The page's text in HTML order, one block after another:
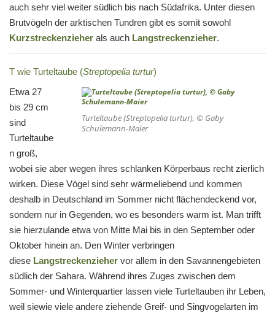
auch sehr viel weiter südlich bis nach Südafrika. Unter diesen
Brutvögeln der arktischen Tundren gibt es somit sowohl
Kurzstreckenzieher als auch Langstreckenzieher.
T wie Turteltaube (Streptopelia turtur)
Turteltaube (Streptopelia turtur), © Gaby
Schulemann-Maier
Etwa 27
bis 29 cm
sind
Turteltaube
n groß,
wobei sie aber wegen ihres schlanken Körperbaus recht zierlich
wirken. Diese Vögel sind sehr wärmeliebend und kommen
deshalb in Deutschland im Sommer nicht flächendeckend vor,
sondern nur in Gegenden, wo es besonders warm ist. Man trifft
sie hierzulande etwa von Mitte Mai bis in den September oder
Oktober hinein an. Den Winter verbringen
diese Langstreckenzieher vor allem in den Savannengebieten
südlich der Sahara. Während ihres Zuges zwischen dem
Sommer- und Winterquartier lassen viele Turteltauben ihr Leben,
weil siewie viele andere ziehende Greif- und Singvogelarten im